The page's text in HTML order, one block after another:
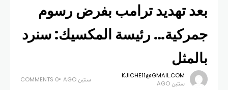
بعد تهديد ترامب بفرض رسوم
جمركية… رئيسة المكسيك: سنرد
بالمثل
KJICHE11@GMAIL.COM
سنتين AGO
سنتين AGO 0 COMMENTS